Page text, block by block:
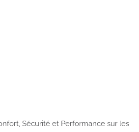
Sécurité et Performance sur les